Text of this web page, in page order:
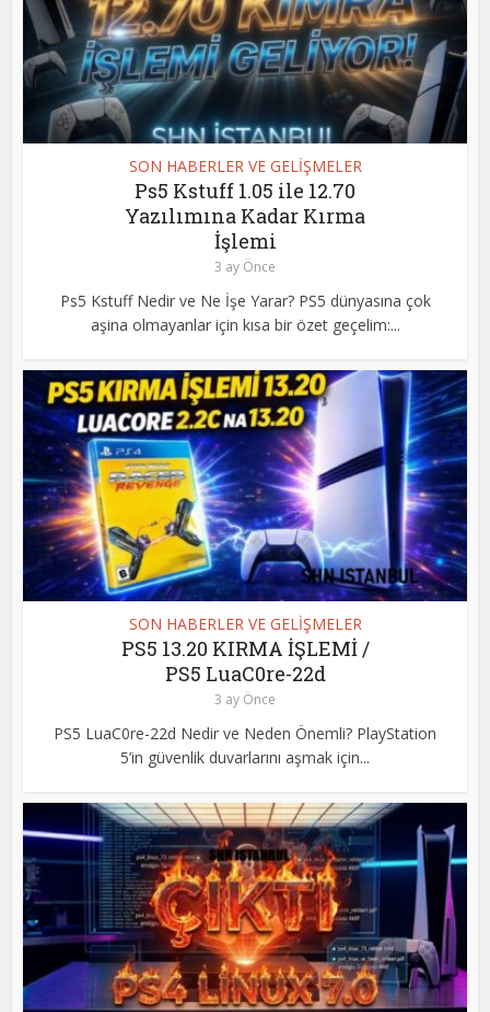
SON HABERLER VE GELİŞMELER
Ps5 Kstuff 1.05 ile 12.70
Yazılımına Kadar Kırma
İşlemi
3 ay Önce
Ps5 Kstuff Nedir ve Ne İşe Yarar? PS5 dünyasına çok
aşina olmayanlar için kısa bir özet geçelim:...
SON HABERLER VE GELİŞMELER
PS5 13.20 KIRMA İŞLEMİ /
PS5 LuaC0re-22d
3 ay Önce
PS5 LuaC0re-22d Nedir ve Neden Önemli? PlayStation
5’in güvenlik duvarlarını aşmak için...